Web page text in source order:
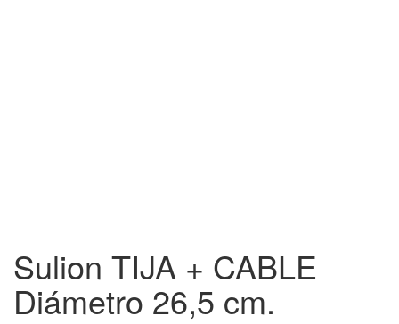
Sulion TIJA + CABLE
Diámetro 26,5 cm.